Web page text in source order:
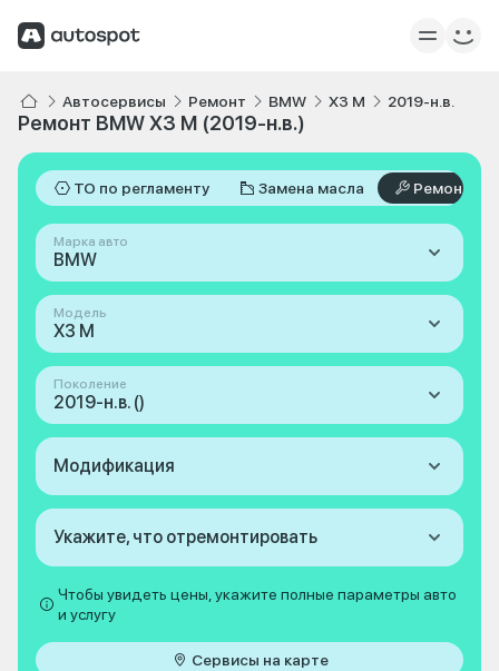
Автосервисы Ремонт BMW X3 M 2019-н.в.
Ремонт BMW X3 M (2019-н.в.)
ТО по регламенту Замена масла Ремонт
Марка авто
BMW
Модель
X3 M
Поколение
2019-н.в. ()
Модификация
Укажите, что отремонтировать
Чтобы увидеть цены, укажите полные параметры авто
и услугу
Сервисы на карте